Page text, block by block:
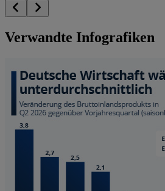
Verwandte Infografiken